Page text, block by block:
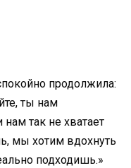
продолжила:
ты нам
так не хватает
мы хотим вдохнуть
подходишь.»